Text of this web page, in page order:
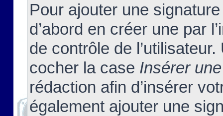
Pour ajouter une
d’abord en créer une par
de contrôle de
cocher la case Insérer
rédaction afin d’insérer
également ajouter une